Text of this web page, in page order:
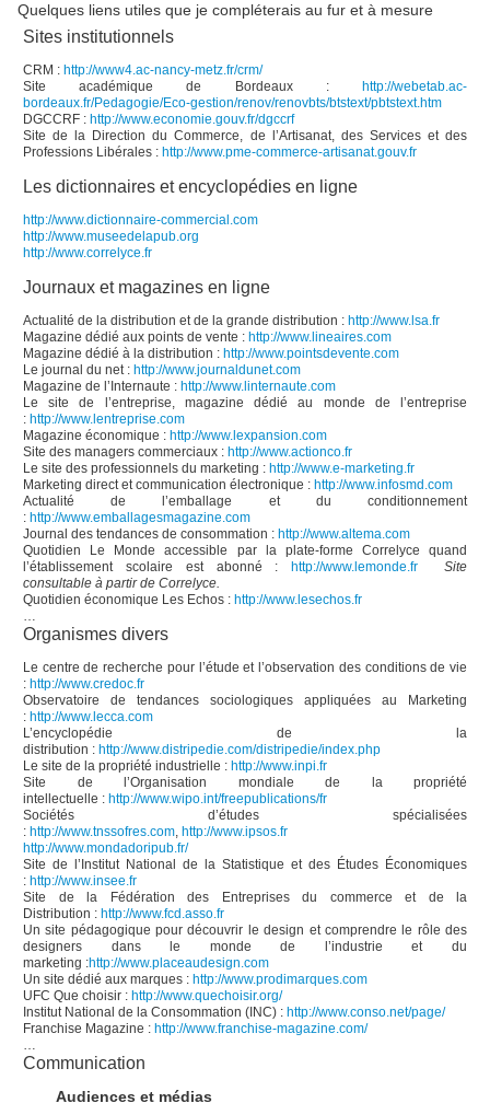
Quelques liens utiles que je compléterais au fur et à mesure
Sites institutionnels
CRM : http://www4.ac-nancy-metz.fr/crm/
Site académique de Bordeaux : http://webetab.ac-
bordeaux.fr/Pedagogie/Eco-gestion/renov/renovbts/btstext/pbtstext.htm
DGCCRF : http://www.economie.gouv.fr/dgccrf
Site de la Direction du Commerce, de l’Artisanat, des Services et des
Professions Libérales : http://www.pme-commerce-artisanat.gouv.fr
Les dictionnaires et encyclopédies en ligne
http://www.dictionnaire-commercial.com
http://www.museedelapub.org
http://www.correlyce.fr
Journaux et magazines en ligne
Actualité de la distribution et de la grande distribution : http://www.lsa.fr
Magazine dédié aux points de vente : http://www.lineaires.com
Magazine dédié à la distribution : http://www.pointsdevente.com
Le journal du net : http://www.journaldunet.com
Magazine de l’Internaute : http://www.linternaute.com
Le site de l’entreprise, magazine dédié au monde de l’entreprise
: http://www.lentreprise.com
Magazine économique : http://www.lexpansion.com
Site des managers commerciaux : http://www.actionco.fr
Le site des professionnels du marketing : http://www.e-marketing.fr
Marketing direct et communication électronique : http://www.infosmd.com
Actualité de l’emballage et du conditionnement
: http://www.emballagesmagazine.com
Journal des tendances de consommation : http://www.altema.com
Quotidien Le Monde accessible par la plate-forme Correlyce quand
l’établissement scolaire est abonné : http://www.lemonde.fr
Site
consultable à partir de Correlyce.
Quotidien économique Les Echos : http://www.lesechos.fr
…
Organismes divers
Le centre de recherche pour l’étude et l’observation des conditions de vie
: http://www.credoc.fr
Observatoire de tendances sociologiques appliquées au Marketing
: http://www.lecca.com
L’encyclopédie de la
distribution : http://www.distripedie.com/distripedie/index.php
Le site de la propriété industrielle : http://www.inpi.fr
Site de l’Organisation mondiale de la propriété
intellectuelle : http://www.wipo.int/freepublications/fr
Sociétés d’études spécialisées
: http://www.tnssofres.com, http://www.ipsos.fr
http://www.mondadoripub.fr/
Site de l’Institut National de la Statistique et des Études Économiques
: http://www.insee.fr
Site de la Fédération des Entreprises du commerce et de la
Distribution : http://www.fcd.asso.fr
Un site pédagogique pour découvrir le design et comprendre le rôle des
designers dans le monde de l’industrie et du
marketing :http://www.placeaudesign.com
Un site dédié aux marques : http://www.prodimarques.com
UFC Que choisir : http://www.quechoisir.org/
Institut National de la Consommation (INC) : http://www.conso.net/page/
Franchise Magazine : http://www.franchise-magazine.com/
…
Communication
Audiences et médias